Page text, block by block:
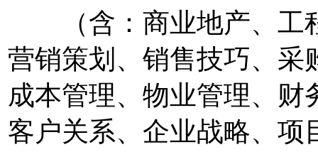
（含：商业地产、工
营销策划、销售技巧、采
成本管理、物业管理、
客户关系、企业战略、项